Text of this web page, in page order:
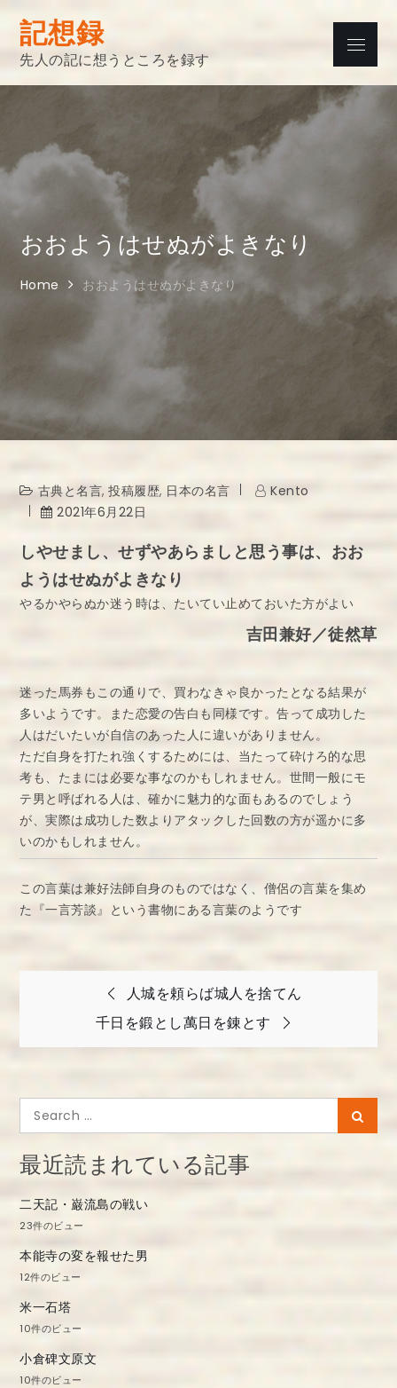
content
記想録
先人の記に想うところを録す
Menu
おおようはせぬがよきなり
Home おおようはせぬがよきなり
古典と名言,投稿履歴, 日本の名言
Kento
2021年6月22日
しやせまし、せずやあらましと思う事は、おお
ようはせぬがよきなり
やるかやらぬか迷う時は、たいてい止めておいた方がよい
吉田兼好／徒然草
迷った馬券もこの通りで、買わなきゃ良かったとなる結果が
多いようです。また恋愛の告白も同様です。告って成功した
人はだいたいが自信のあった人に違いがありません。
ただ自身を打たれ強くするためには、当たって砕けろ的な思
考も、たまには必要な事なのかもしれません。世間一般にモ
テ男と呼ばれる人は、確かに魅力的な面もあるのでしょう
が、実際は成功した数よりアタックした回数の方が遥かに多
いのかもしれません。
この言葉は兼好法師自身のものではなく、僧侶の言葉を集め
た『一言芳談』という書物にある言葉のようです
ナ
ゲ
ー
シ
ョ
ン
人城を頼らば城人を捨てん
千日を鍛とし萬日を錬とす
Search
for:
最近読まれている記事
二天記・巌流島の戦い
23件のビュー
本能寺の変を報せた男
12件のビュー
米一石塔
10件のビュー
小倉碑文原文
10件のビュー